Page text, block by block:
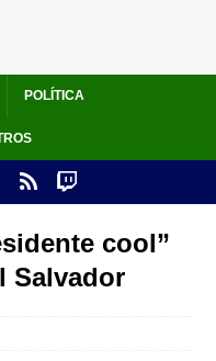
POLÍTICA
cool”
Salvador